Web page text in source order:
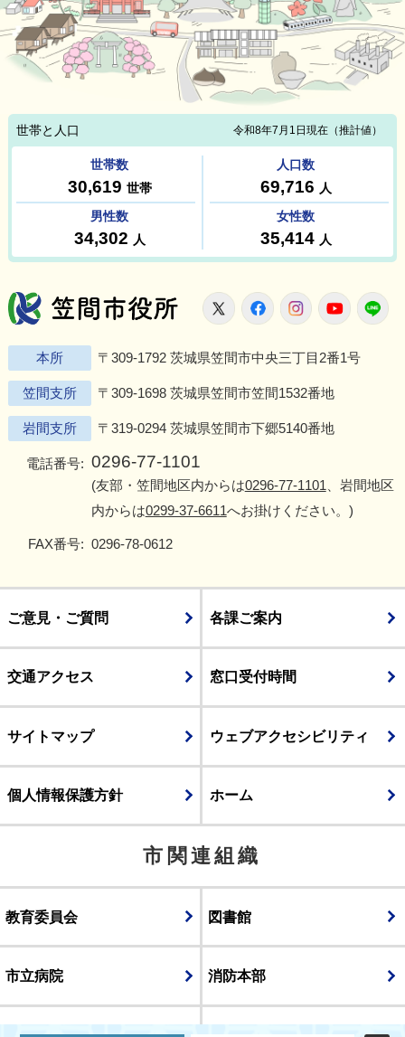
笠間市役所
X FacebookInstagram
本所 〒309-1792 茨城県笠間市中央三丁目2番1号
笠間支所 〒309-1698 茨城県笠間市笠間1532番地
岩間支所 〒319-0294 茨城県笠間市下郷5140番地
電話番号: 0296-77-1101
(友部・笠間地区内からは0296-77-1101 、岩間地区
内からは0299-37-6611へお掛けください。)
FAX番号: 0296-78-0612
ご意見・ご質問 各課ご案内
交通アクセス 窓口受付時間
サイトマップ ウェブアクセシビリティ
個人情報保護方針 ホーム
市関連組織
教育委員会 図書館
市立病院 消防本部